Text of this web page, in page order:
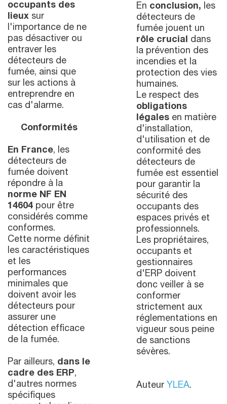
occupants des
lieux sur
l'importance de ne
pas désactiver ou
entraver les
détecteurs de
fumée, ainsi que
sur les actions à
entreprendre en
cas d'alarme.
Conformités
En France, les
détecteurs de
fumée doivent
répondre à la
norme NF EN
14604 pour être
considérés comme
conformes.
Cette norme définit
les caractéristiques
et les
performances
minimales que
doivent avoir les
détecteurs pour
assurer une
détection efficace
de la fumée.
Par ailleurs, dans le
cadre des ERP,
d'autres normes
spécifiques
En conclusion, les
détecteurs de
fumée jouent un
rôle crucial dans
la prévention des
incendies et la
protection des vies
humaines.
Le respect des
obligations
légales en matière
d'installation,
d'utilisation et de
conformité des
détecteurs de
fumée est essentiel
pour garantir la
sécurité des
occupants des
espaces privés et
professionnels.
Les propriétaires,
occupants et
gestionnaires
d'ERP doivent
donc veiller à se
conformer
strictement aux
réglementations en
vigueur sous peine
de sanctions
sévères.
Auteur YLEA.